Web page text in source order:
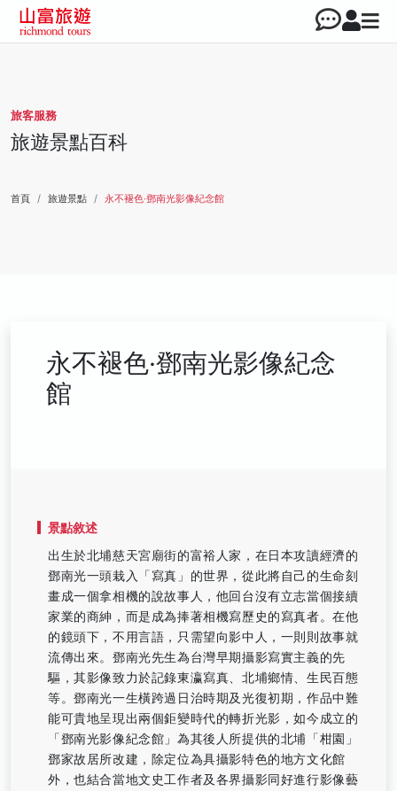
旅客服務
旅遊景點百科
首頁 旅遊景點 永不褪色‧鄧南光影像紀念館
永不褪色‧鄧南光影像紀念
館
景點敘述
出生於北埔慈天宮廟街的富裕人家，在日本攻讀經濟的
鄧南光一頭栽入「寫真」的世界，從此將自己的生命刻
畫成一個拿相機的說故事人，他回台沒有立志當個接續
家業的商紳，而是成為捧著相機寫歷史的寫真者。在他
的鏡頭下，不用言語，只需望向影中人，一則則故事就
流傳出來。鄧南光先生為台灣早期攝影寫實主義的先
驅，其影像致力於記錄東瀛寫真、北埔鄉情、生民百態
等。鄧南光一生橫跨過日治時期及光復初期，作品中難
能可貴地呈現出兩個鉅變時代的轉折光影，如今成立的
「鄧南光影像紀念館」為其後人所提供的北埔「柑園」
鄧家故居所改建，除定位為具攝影特色的地方文化館
外，也結合當地文史工作者及各界攝影同好進行影像藝